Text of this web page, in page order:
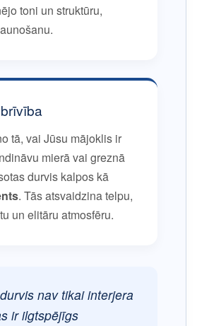
toni un struktūru,
tā, vai Jūsu mājoklis ir
mierā vai greznā
durvis kalpos kā
. Tās atsvaidzina telpu,
un elitāru atmosfēru.
nav tikai interjera
ir ilgtspējīgs